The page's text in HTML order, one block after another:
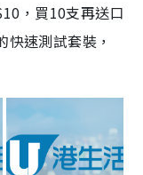
，買10支再送口
速測試套裝，